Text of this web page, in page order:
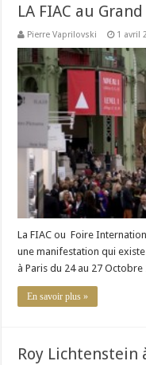
LA FIAC au
Pierre Vaprilovski 1 avril
La FIAC ou Foire
une manifestation qui
à Paris du 24 au 27
En savoir plus »
Roy Lichtenstein